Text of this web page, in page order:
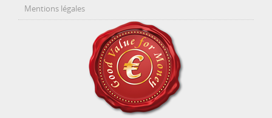
Mentions légales